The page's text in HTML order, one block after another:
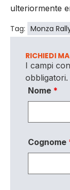
ulteriormente
Tag: Monza
RICHIEDI
I campi
obbligatori.
Nome *
Cognome